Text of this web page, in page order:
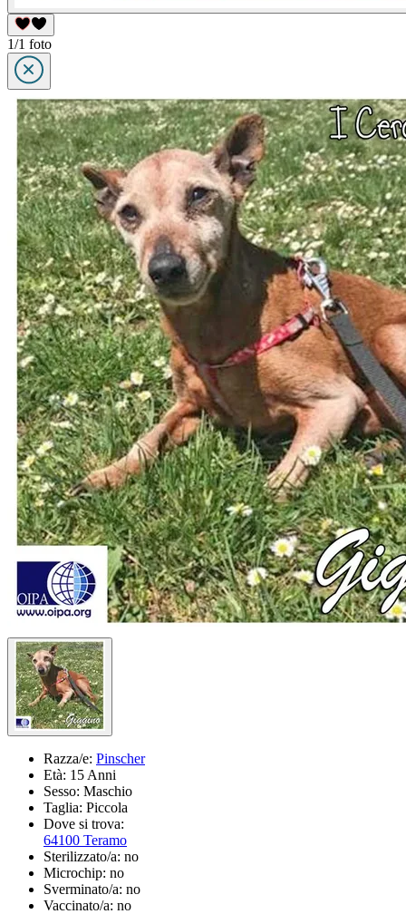
1/1 foto
Razza/e: Pinscher
Età: 15 Anni
Sesso: Maschio
Taglia: Piccola
Dove si trova:
64100 Teramo
Sterilizzato/a: no
Microchip: no
Sverminato/a: no
Vaccinato/a: no